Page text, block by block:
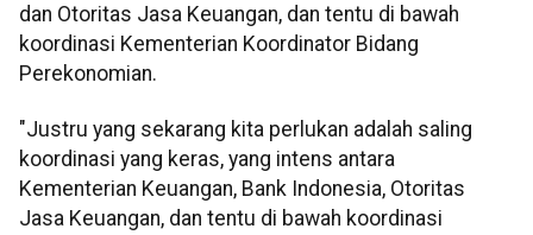
dan Otoritas Jasa Keuangan, dan tentu di bawah
koordinasi Kementerian Koordinator Bidang
Perekonomian.
"Justru yang sekarang kita perlukan adalah saling
koordinasi yang keras, yang intens antara
Kementerian Keuangan, Bank Indonesia, Otoritas
Jasa Keuangan, dan tentu di bawah koordinasi